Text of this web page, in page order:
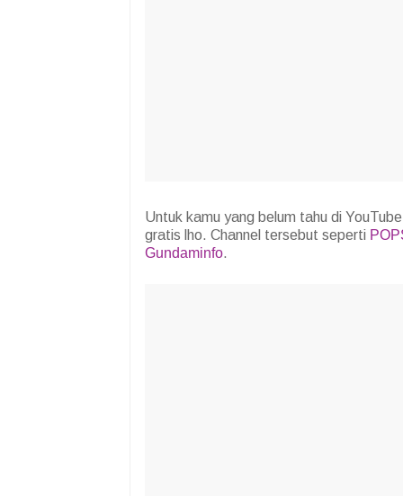
Untuk kamu yang belum tahu di
gratis lho. Channel tersebut seperti
Gundaminfo.